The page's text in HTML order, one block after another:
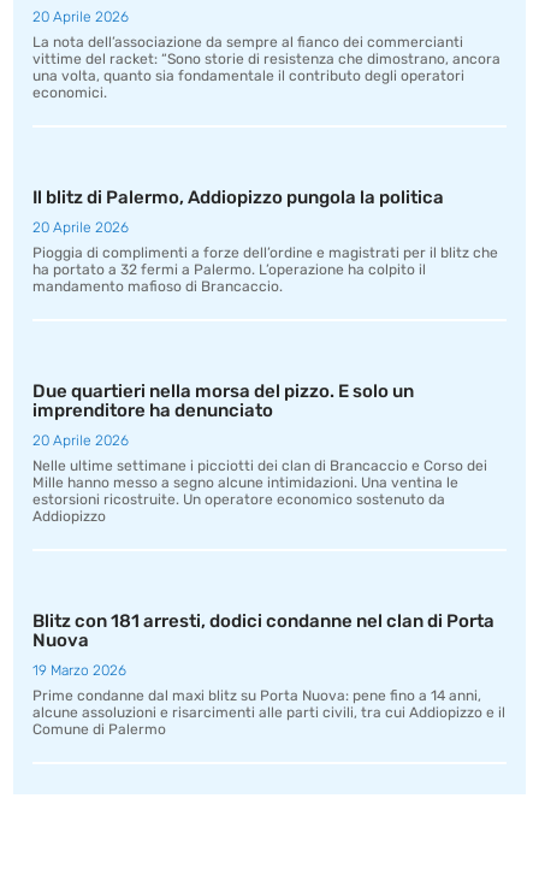
20 Aprile 2026
La nota dell’associazione da sempre al fianco dei commercianti
vittime del racket: “Sono storie di resistenza che dimostrano, ancora
una volta, quanto sia fondamentale il contributo degli operatori
economici.
Il blitz di Palermo, Addiopizzo pungola la politica
20 Aprile 2026
Pioggia di complimenti a forze dell’ordine e magistrati per il blitz che
ha portato a 32 fermi a Palermo. L’operazione ha colpito il
mandamento mafioso di Brancaccio.
Due quartieri nella morsa del pizzo. E solo un
imprenditore ha denunciato
20 Aprile 2026
Nelle ultime settimane i picciotti dei clan di Brancaccio e Corso dei
Mille hanno messo a segno alcune intimidazioni. Una ventina le
estorsioni ricostruite. Un operatore economico sostenuto da
Addiopizzo
Blitz con 181 arresti, dodici condanne nel clan di Porta
Nuova
19 Marzo 2026
Prime condanne dal maxi blitz su Porta Nuova: pene fino a 14 anni,
alcune assoluzioni e risarcimenti alle parti civili, tra cui Addiopizzo e il
Comune di Palermo